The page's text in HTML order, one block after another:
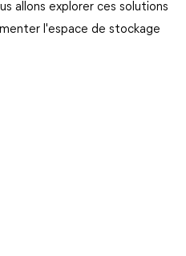
allons explorer ces solutions
l'espace de stockage